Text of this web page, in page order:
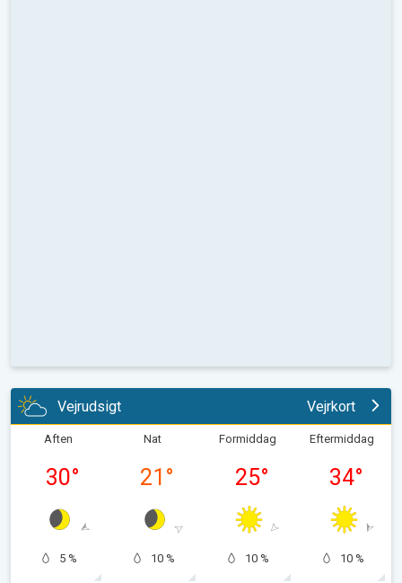
Vejrudsigt Vejrkort
Aften
30°
5 %
Nat
21 °
10 %
Formiddag
25°
10 %
Eftermiddag
34°
10 %